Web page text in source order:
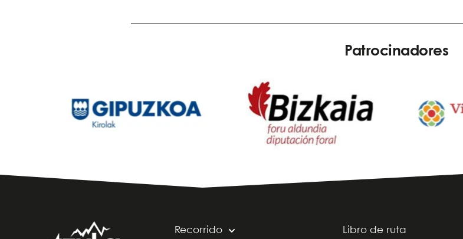
Patrocinadores
Recorrido
Libro de ruta